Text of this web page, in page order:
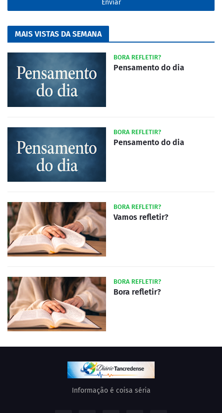
MAIS VISTAS DA SEMANA
BORA REFLETIR?
Pensamento do dia
BORA REFLETIR?
Pensamento do dia
BORA REFLETIR?
Vamos refletir?
BORA REFLETIR?
Bora refletir?
Informação é coisa séria